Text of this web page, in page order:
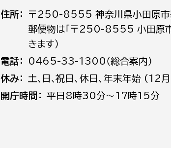
住所
〒250-8555 神奈川県小田原
郵便物は「〒250-8555 小田原市
きます）
電話
0465-33-1300（総合案内）
休み
土､日､祝日、休日、年末年始 (12
開庁時間
平日8時30分～17時15分